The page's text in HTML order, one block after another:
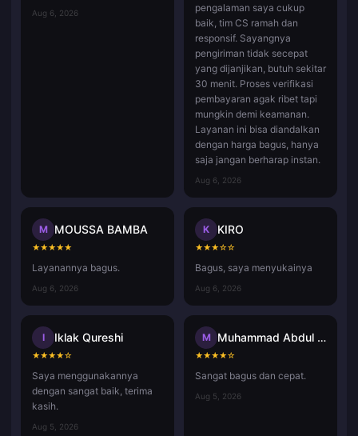
Aug 6, 2026
pengalaman saya cukup
baik, tim CS ramah dan
responsif. Sayangnya
pengiriman tidak secepat
yang dijanjikan, butuh sekitar
30 menit. Proses verifikasi
pembayaran agak ribet tapi
mungkin demi keamanan.
Layanan ini bisa diandalkan
dengan harga bagus, hanya
saja jangan berharap instan.
Aug 6, 2026
M MOUSSA BAMBA
★★★★★
Layanannya bagus.
Aug 6, 2026
K KIRO
★★★☆☆
Bagus, saya menyukainya
Aug 6, 2026
I Iklak Qureshi
★★★★☆
Saya menggunakannya
dengan sangat baik, terima
kasih.
Aug 5, 2026
M Muhammad Abdul Aziz Misdan
★★★★☆
Sangat bagus dan cepat.
Aug 5, 2026